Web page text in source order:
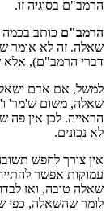
הרמב"ם בסוגיה זו.
הרמב"ם כותב
שאלה. זה לא אומר
דברי הרמב"ם), אלא
למשל, אם אדם ישאל
שאלה, משום ש'מר'
הראייה. לכן אין
לא נכונים.
אין צורך לחפש
עמוקות אפשר
שאלה טובה, ואז
לומר שהשאלה, כפי